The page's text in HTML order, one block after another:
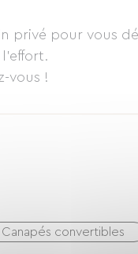
privé pour vous
vous !
Canapés convertibles